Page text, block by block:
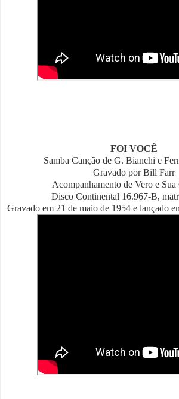
FOI VOCÊ
Samba Canção de G. Bianchi e
Gravado por Bill Farr
Acompanhamento de Vero e Sua
Disco Continental 16.967-B,
Gravado em 21 de maio de 1954 e lançado